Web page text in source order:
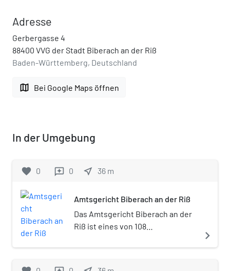
Adresse
Gerbergasse 4
88400 VVG der Stadt Biberach an der Riß
Baden-Württemberg, Deutschland
map Bei Google Maps öffnen
In der Umgebung
favorite 0 reviews 0 near_me 36 m
Amtsgericht Biberach an der Riß
Das Amtsgericht Biberach an der
Riß ist eines von 108
Württemberg. Es ist ein Gericht
navigate_next